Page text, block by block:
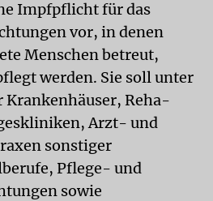
Impfpflicht für das
vor, in denen
Menschen betreut,
werden. Sie soll unter
Krankenhäuser, Reha-
Arzt- und
sonstiger
Pflege- und
sowie